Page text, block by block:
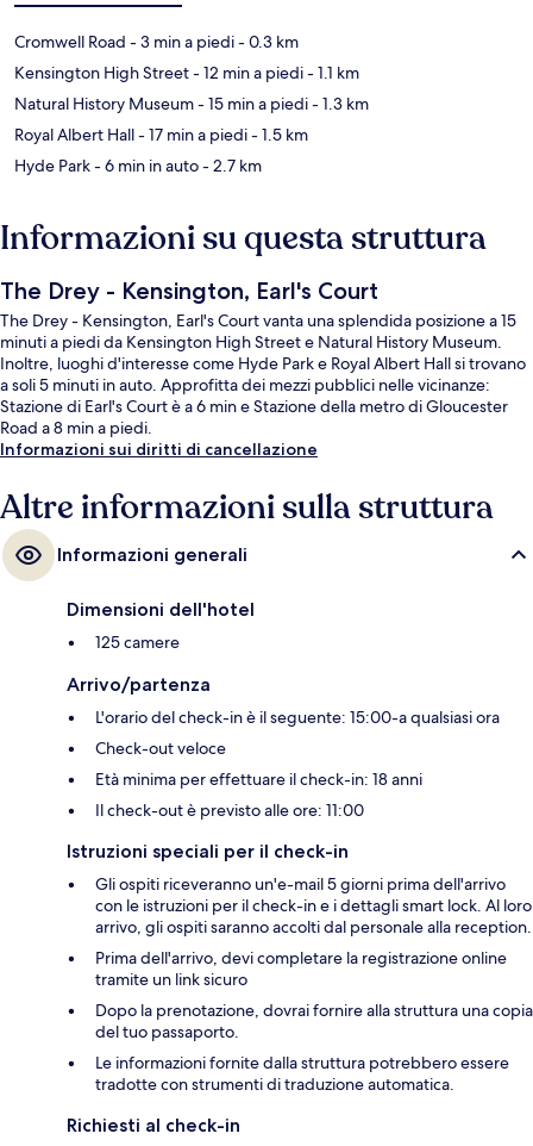
Cromwell Road - 3 min a piedi- 0.3 km
Kensington High Street- 12 min a piedi- 1.1 km
Natural History Museum- 15 min a piedi- 1.3 km
Royal Albert Hall- 17 min a piedi- 1.5 km
Hyde Park- 6 min in auto- 2.7 km
Informazioni su questa struttura
The Drey - Kensington, Earl's Court
The Drey - Kensington, Earl's Court vanta una splendida posizione a 15
minuti a piedi da Kensington High Street e Natural History Museum.
Inoltre, luoghi d'interesse come Hyde Park e Royal Albert Hall si trovano
a soli 5 minuti in auto. Approfitta dei mezzi pubblici nelle vicinanze:
Stazione di Earl's Court è a 6 min e Stazione della metro di Gloucester
Road a 8 min a piedi.
Informazioni sui diritti di cancellazione
Altre informazioni sulla struttura
Informazioni generali
Dimensioni dell'hotel
125 camere
Arrivo/partenza
L'orario del check-in è il seguente: 15:00-a qualsiasi ora
Check-out veloce
Età minima per effettuare il check-in: 18 anni
Il check-out è previsto alle ore: 11:00
Istruzioni speciali per il check-in
Gli ospiti riceveranno un'e-mail 5 giorni prima dell'arrivo
con le istruzioni per il check-in e i dettagli smart lock. Al loro
arrivo, gli ospiti saranno accolti dal personale alla reception.
Prima dell'arrivo, devi completare la registrazione online
tramite un link sicuro
Dopo la prenotazione, dovrai fornire alla struttura una copia
del tuo passaporto.
Le informazioni fornite dalla struttura potrebbero essere
tradotte con strumenti di traduzione automatica.
Richiesti al check-in